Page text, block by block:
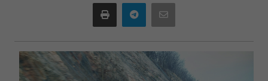
Print Telegram